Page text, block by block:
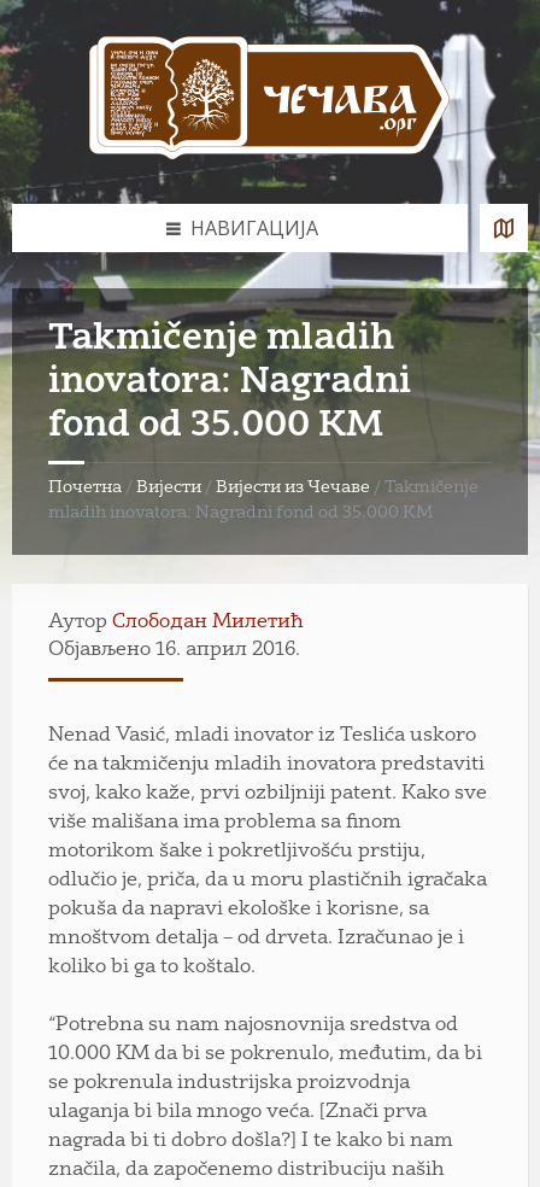
Skip
to
content
Skip
to
left
sidebar
Skip
to
footer
НАВИГАЦИЈА
Takmičenje mladih
inovatora: Nagradni
fond od 35.000 KM
Почетна / Вијести / Вијести из Чечаве / Takmičenje
mladih inovatora: Nagradni fond od 35.000 KM
Аутор Слободан Милетић
Објављено 16. април 2016.
Nenad Vasić, mladi inovator iz Teslića uskoro
će na takmičenju mladih inovatora predstaviti
svoj, kako kaže, prvi ozbiljniji patent. Kako sve
više mališana ima problema sa finom
motorikom šake i pokretljivošću prstiju,
odlučio je, priča, da u moru plastičnih igračaka
pokuša da napravi ekološke i korisne, sa
mnoštvom detalja – od drveta. Izračunao je i
koliko bi ga to koštalo.
“Potrebna su nam najosnovnija sredstva od
10.000 KM da bi se pokrenulo, međutim, da bi
se pokrenula industrijska proizvodnja
ulaganja bi bila mnogo veća. [Znači prva
nagrada bi ti dobro došla?] I te kako bi nam
značila, da započenemo distribuciju naših